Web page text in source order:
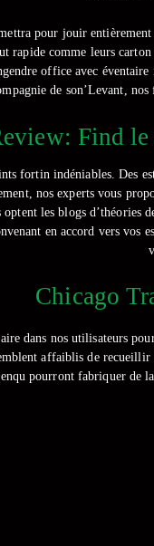
pour jouir
rapide comme leurs
office avec
de son’Levant,
Find
fortin indéniables. Des
nos experts vous
les blogs
en accord vers
Chicago
dans nos utilisateurs
affaiblis de
pourront fabriquer de